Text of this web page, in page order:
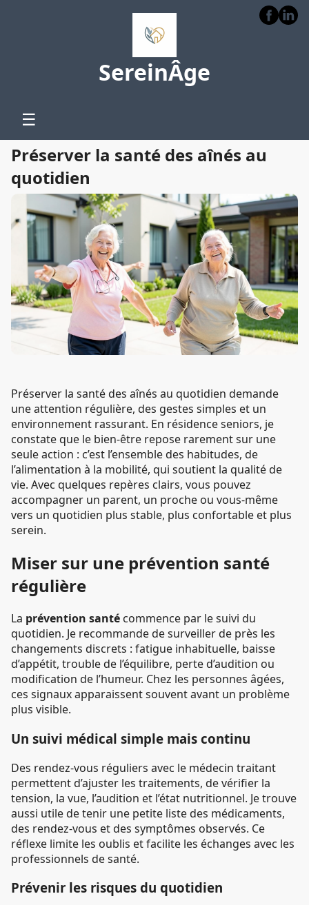
SereinÂge
☰
Préserver la santé des aînés au
quotidien
Préserver la santé des aînés au quotidien demande
une attention régulière, des gestes simples et un
environnement rassurant. En résidence seniors, je
constate que le bien-être repose rarement sur une
seule action : c’est l’ensemble des habitudes, de
l’alimentation à la mobilité, qui soutient la qualité de
vie. Avec quelques repères clairs, vous pouvez
accompagner un parent, un proche ou vous-même
vers un quotidien plus stable, plus confortable et plus
serein.
Miser sur une prévention santé
régulière
La prévention santé commence par le suivi du
quotidien. Je recommande de surveiller de près les
changements discrets : fatigue inhabituelle, baisse
d’appétit, trouble de l’équilibre, perte d’audition ou
modification de l’humeur. Chez les personnes âgées,
ces signaux apparaissent souvent avant un problème
plus visible.
Un suivi médical simple mais continu
Des rendez-vous réguliers avec le médecin traitant
permettent d’ajuster les traitements, de vérifier la
tension, la vue, l’audition et l’état nutritionnel. Je trouve
aussi utile de tenir une petite liste des médicaments,
des rendez-vous et des symptômes observés. Ce
réflexe limite les oublis et facilite les échanges avec les
professionnels de santé.
Prévenir les risques du quotidien